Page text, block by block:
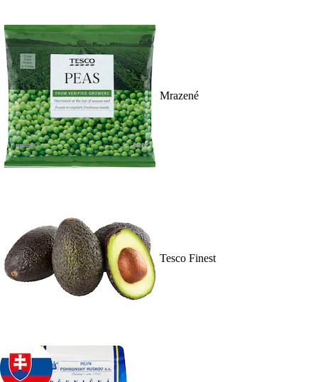
Mrazené
Tesco Finest